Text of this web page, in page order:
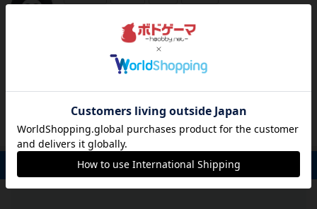
ゲームの目的モンスターから逃げて自分のコマ
を脱出させる準備モンスター移動タイル8枚を
シャッフルして山札にする各プレイヤーにプレ
イ人数に応じてコマを配る4人以下:4個
(6/1,4/3,3/4,2/5)5人以上:3個(6/1,3/4,2/5)全ての
コマを白い数字の書かれた面を上...
続きを読む（4年以上前）